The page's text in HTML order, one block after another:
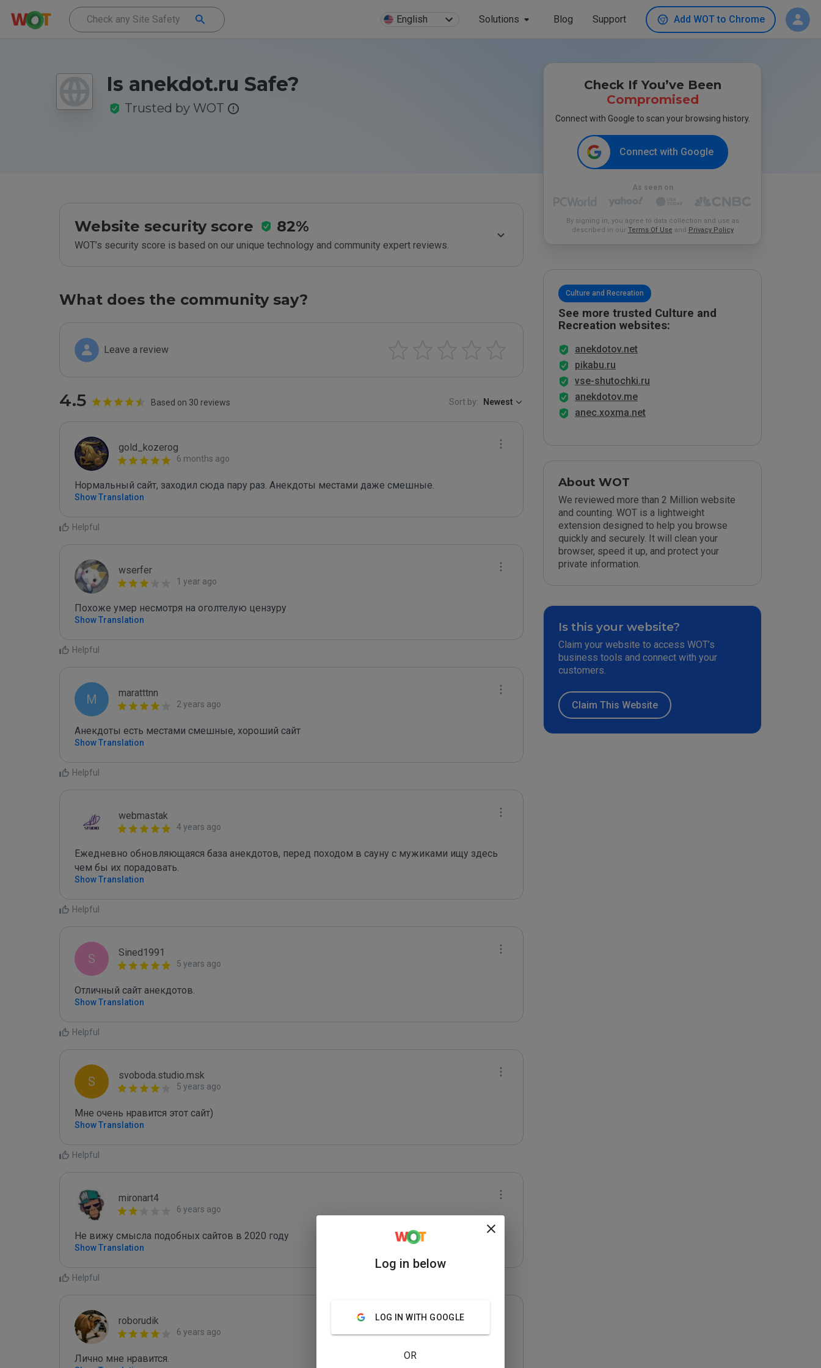
English Solutions Blog Support Add WOT to Chrome
Is anekdot.ru Safe?
Trusted by WOT
Website security score 82%
WOT’s security score is based on our unique technology and community expert reviews.
What does the community say?
Leave a review
4.5 Based on 30 reviews Sort by: Newest
gold_kozerog
6 months ago
Нормальный сайт, заходил сюда пару раз. Анекдоты местами даже смешные.
Show Translation
Helpful
wserfer
1 year ago
Похоже умер несмотря на оголтелую цензуру
Show Translation
Helpful
M maratttnn
2 years ago
Анекдоты есть местами смешные, хороший сайт
Show Translation
Helpful
webmastak
4 years ago
Ежедневно обновляющаяся база анекдотов, перед походом в сауну с мужиками ищу здесь
чем бы их порадовать.
Show Translation
Helpful
S Sined1991
5 years ago
Отличный сайт анекдотов.
Show Translation
Helpful
S svoboda.studio.msk
5 years ago
Мне очень нравится этот сайт)
Show Translation
Helpful
mironart4
6 years ago
Не вижу смысла подобных сайтов в 2020 году
Show Translation
Helpful
roborudik
6 years ago
Лично мне нравится.
Check If You’ve Been
Compromised
Connect with Google to scan your browsing history.
Connect with Google
As seen on
By signing in, you agree to data collection and use as
described in our Terms Of Use and Privacy Policy
Culture and Recreation
See more trusted Culture and
Recreation websites:
anekdotov.net
pikabu.ru
vse-shutochki.ru
anekdotov.me
anec.xoxma.net
About WOT
We reviewed more than 2 Million website
and counting. WOT is a lightweight
extension designed to help you browse
quickly and securely. It will clean your
browser, speed it up, and protect your
private information.
Is this your website?
Claim your website to access WOT’s
business tools and connect with your
customers.
Claim This Website
Log in below
LOG IN WITH GOOGLE
OR